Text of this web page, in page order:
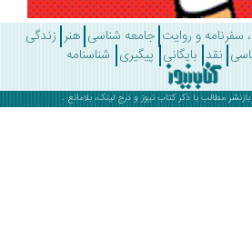
و روایت جامعه شناسی هنر زندگی
بایگانی پیگیری شناسنامه
با ذکرکتاب نیوزو درج لینک، بلامانع .